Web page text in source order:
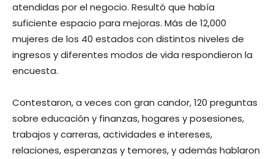
atendidas por el negocio. Resultó que había
suficiente espacio para mejoras. Más de 12,000
mujeres de los 40 estados con distintos niveles de
ingresos y diferentes modos de vida respondieron la
encuesta.
Contestaron, a veces con gran candor, 120 preguntas
sobre educación y finanzas, hogares y posesiones,
trabajos y carreras, actividades e intereses,
relaciones, esperanzas y temores, y además hablaron